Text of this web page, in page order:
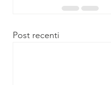
Post recenti